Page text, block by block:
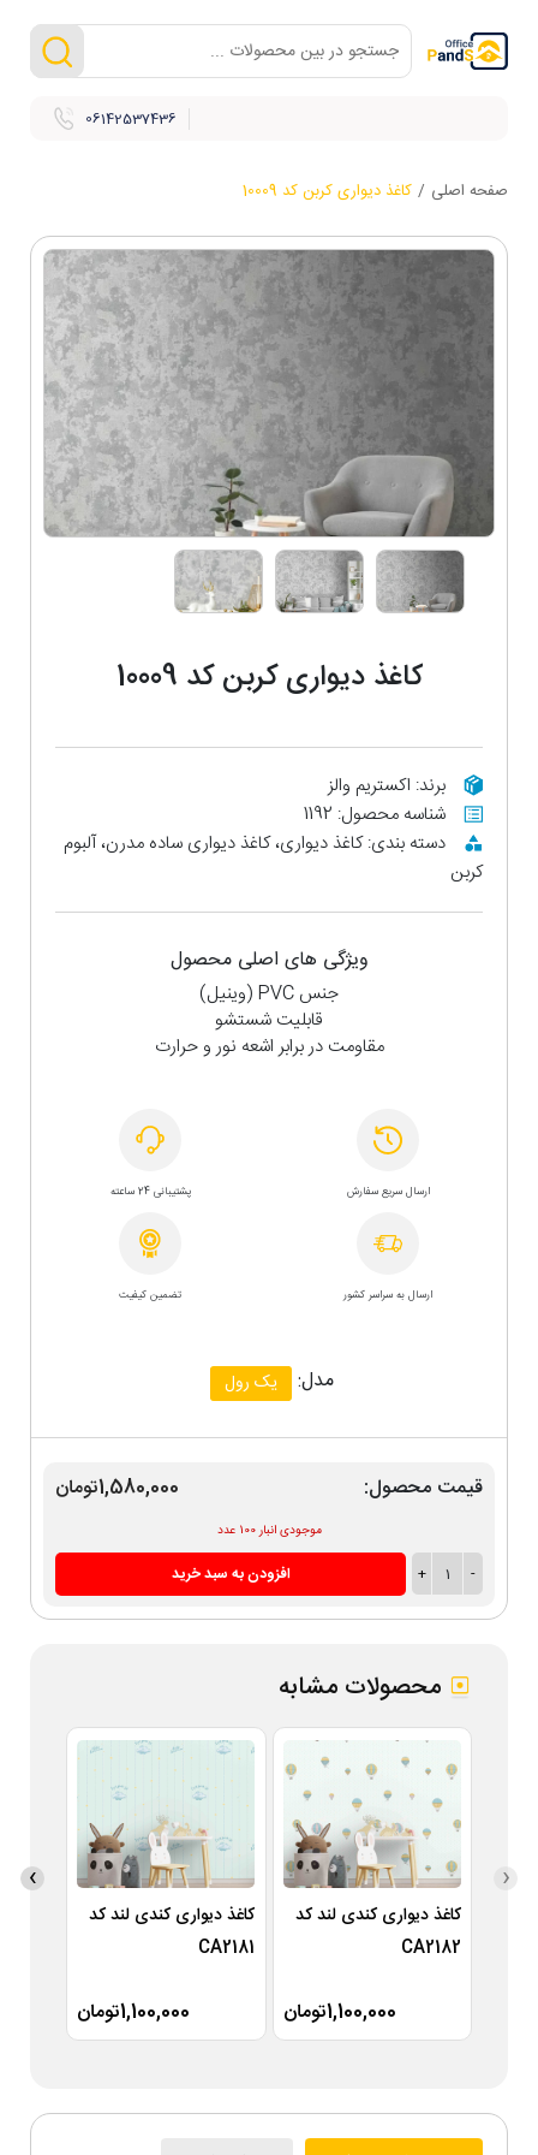
06142537436
صفحه اصلی / کاغذ دیواری کربن کد 10009
کاغذ دیواری کربن کد 10009
برند: اکستریم والز
شناسه محصول: 1192
دسته بندی: کاغذ دیواری، کاغذ دیواری ساده مدرن، آلبوم
کربن
ویژگی های اصلی محصول
جنس PVC (وینیل)
قابلیت شستشو
مقاومت در برابر اشعه نور و حرارت
ارسال سریع سفارش پشتیبانی 24 ساعته
ارسال به سراسر کشور تضمین کیفیت
مدل: یک رول
قیمت محصول: 1,580,000تومان
موجودی انبار 100 عدد
-
1
+ افزودن به سبد خرید
محصولات مشابه
کاغذ دیواری کندی لند کد
CA2182
1,100,000تومان
کاغذ دیواری کندی لند کد
CA2181
1,100,000تومان
‹
›